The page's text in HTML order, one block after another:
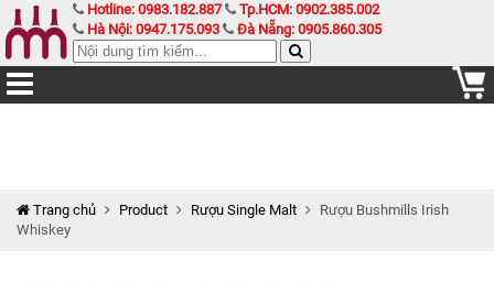
Hotline: 0983.182.887
Tp.HCM: 0902.385.002
Hà Nội: 0947.175.093
Đà Nẵng: 0905.860.305
Trang chủ Product Rượu Single Malt
Rượu Bushmills Irish
Whiskey